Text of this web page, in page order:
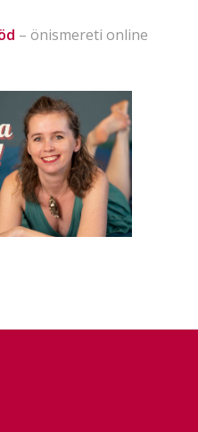
– önismereti online